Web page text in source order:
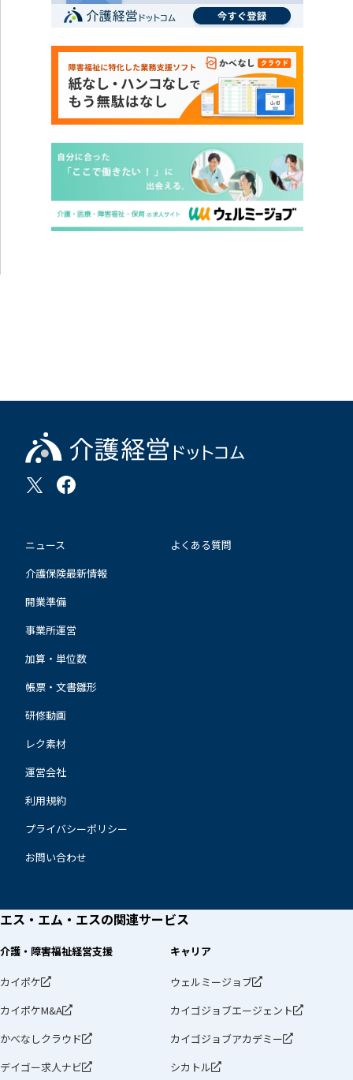
ニュース
介護保険最新情報
開業準備
事業所運営
加算・単位数
帳票・文書雛形
研修動画
レク素材
よくある質問
運営会社
利用規約
プライバシーポリシー
お問い合わせ
エス・エム・エスの関連サービス
介護・障害福祉経営支援
カイポケ
カイポケM&A
かべなしクラウド
デイゴー求人ナビ
キャリア
ウェルミージョブ
カイゴジョブエージェント
カイゴジョブアカデミー
シカトル